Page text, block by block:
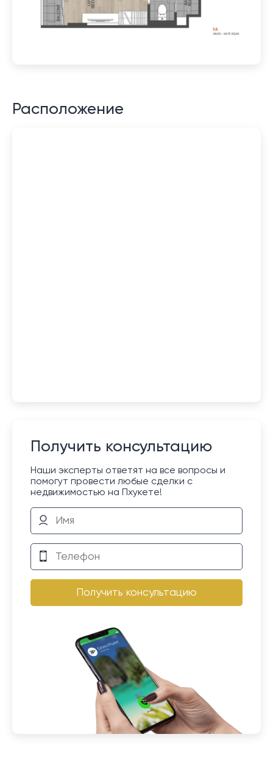
Расположение
Получить консультацию
Наши эксперты ответят на все вопросы и
помогут провести любые сделки с
недвижимостью на Пхукете!
Получить консультацию